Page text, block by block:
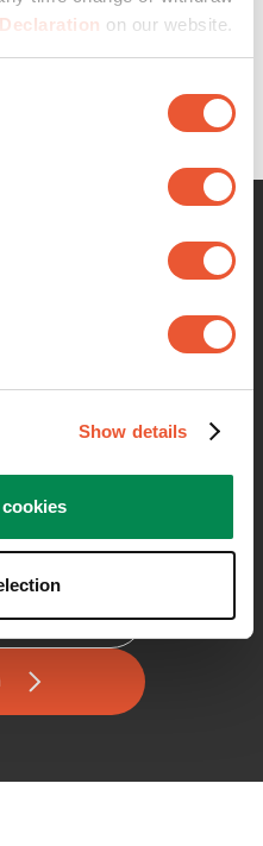
on our website.
Show details
gebruik
met mij op